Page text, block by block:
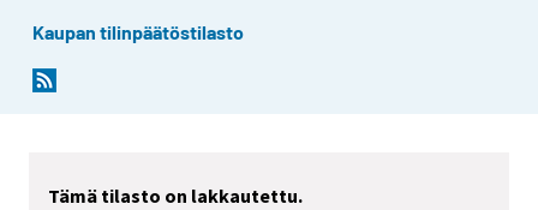
Kaupan tilinpäätöstilasto
Tämä tilasto on lakkautettu.